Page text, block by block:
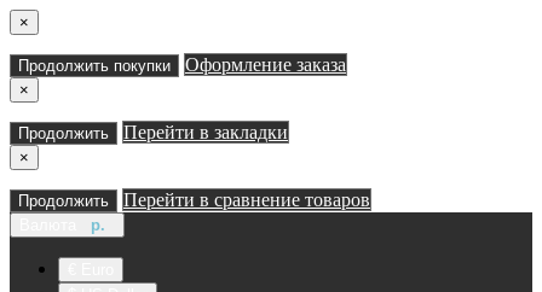
×
Продолжить покупки Оформление заказа
×
Продолжить Перейти в закладки
×
Продолжить Перейти в сравнение товаров
р.